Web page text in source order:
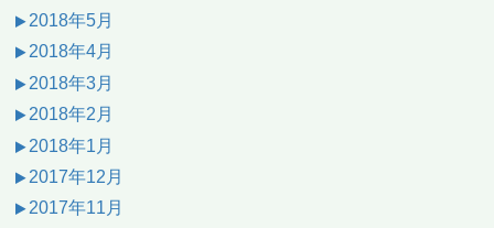
2018年5月
2018年4月
2018年3月
2018年2月
2018年1月
2017年12月
2017年11月